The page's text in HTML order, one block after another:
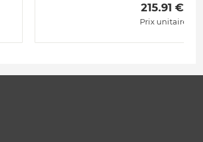
215.91 €
Prix unitaire